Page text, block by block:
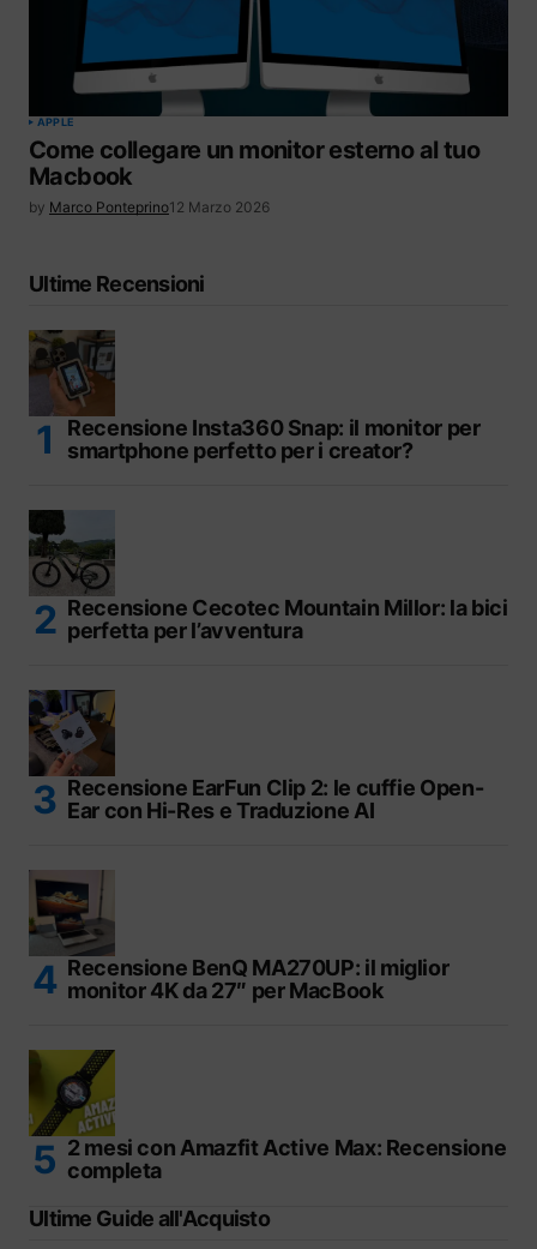
APPLE
Come collegare un monitor esterno al tuo
Macbook
by Marco Ponteprino12 Marzo 2026
Ultime Recensioni
Recensione Insta360 Snap: il monitor per
smartphone perfetto per i creator?
Recensione Cecotec Mountain Millor: la bici
perfetta per l’avventura
Recensione EarFun Clip 2: le cuffie Open-
Ear con Hi-Res e Traduzione AI
Recensione BenQ MA270UP: il miglior
monitor 4K da 27″ per MacBook
2 mesi con Amazfit Active Max: Recensione
completa
Ultime Guide all'Acquisto